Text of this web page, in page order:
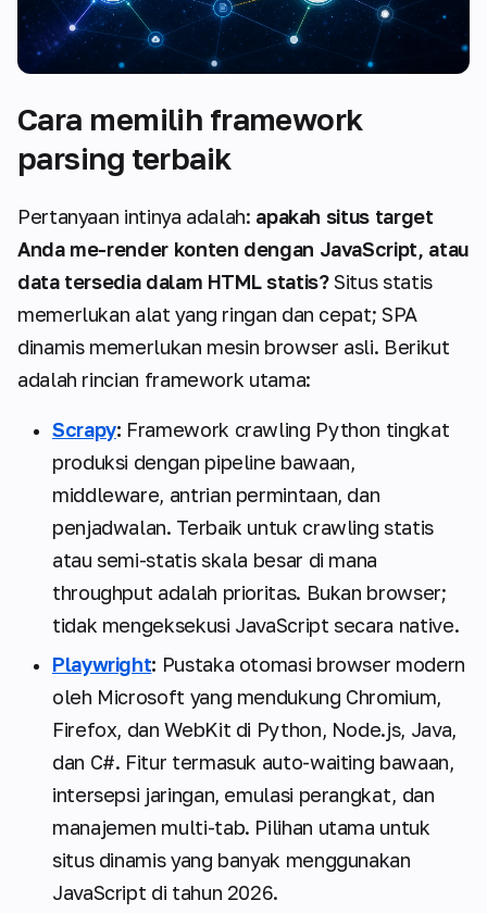
Cara memilih framework
parsing terbaik
Pertanyaan intinya adalah: apakah situs target
Anda me-render konten dengan JavaScript, atau
data tersedia dalam HTML statis?Situs statis
memerlukan alat yang ringan dan cepat; SPA
dinamis memerlukan mesin browser asli. Berikut
adalah rincian framework utama:
Scrapy: Framework crawling Python tingkat
produksi dengan pipeline bawaan,
middleware, antrian permintaan, dan
penjadwalan. Terbaik untuk crawling statis
atau semi-statis skala besar di mana
throughput adalah prioritas. Bukan browser;
tidak mengeksekusi JavaScript secara native.
Playwright: Pustaka otomasi browser modern
oleh Microsoft yang mendukung Chromium,
Firefox, dan WebKit di Python, Node.js, Java,
dan C#. Fitur termasuk auto-waiting bawaan,
intersepsi jaringan, emulasi perangkat, dan
manajemen multi-tab. Pilihan utama untuk
situs dinamis yang banyak menggunakan
JavaScript di tahun 2026.